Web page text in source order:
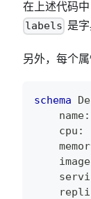
在上述代码中
labels 是
另外，每个
schema
    name
:
    cpu
:
    image